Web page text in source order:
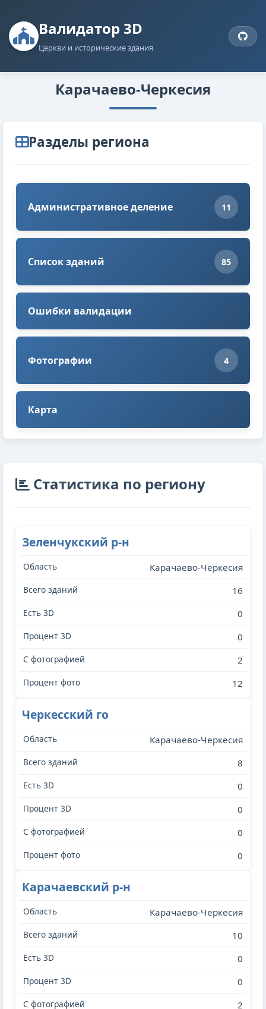
Валидатор 3D
Церкви и исторические здания
Карачаево-Черкесия
Разделы региона
Административное деление 11
Список зданий 85
Ошибки валидации
Фотографии 4
Карта
Cтатистика по региону
Зеленчукский р-н
Карачаево-Черкесия
16
0
0
2
12
Черкесский го
Карачаево-Черкесия
8
0
0
0
0
Карачаевский р-н
Карачаево-Черкесия
10
0
0
2